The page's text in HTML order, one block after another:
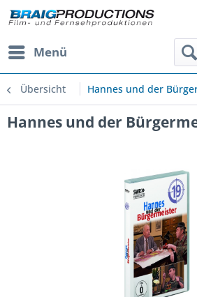
Menü
Übersicht Hannes und der
Hannes und der